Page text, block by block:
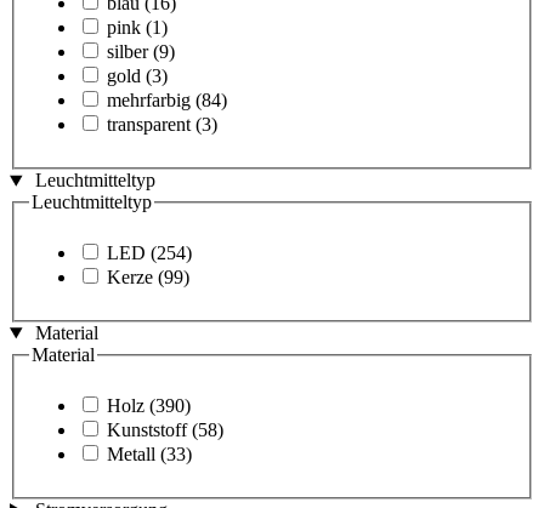
pink (1)
silber (9)
gold (3)
mehrfarbig (84)
transparent (3)
Leuchtmitteltyp
Leuchtmitteltyp
LED (254)
Kerze (99)
Material
Material
Holz (390)
Kunststoff (58)
Metall (33)